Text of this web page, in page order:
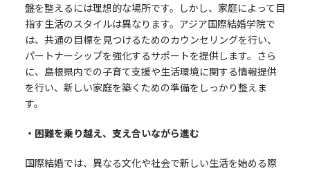
盤を整えるには理想的な場所です。しかし、家庭によって目
指す生活のスタイルは異なります。アジア国際結婚学院で
は、共通の目標を見つけるためのカウンセリングを行い、
パートナーシップを強化するサポートを提供します。さら
に、島根県内での子育て支援や生活環境に関する情報提供
を行い、新しい家庭を築くための準備をしっかり整えま
す。
・困難を乗り越え、支え合いながら進む
国際結婚では、異なる文化や社会で新しい生活を始める際